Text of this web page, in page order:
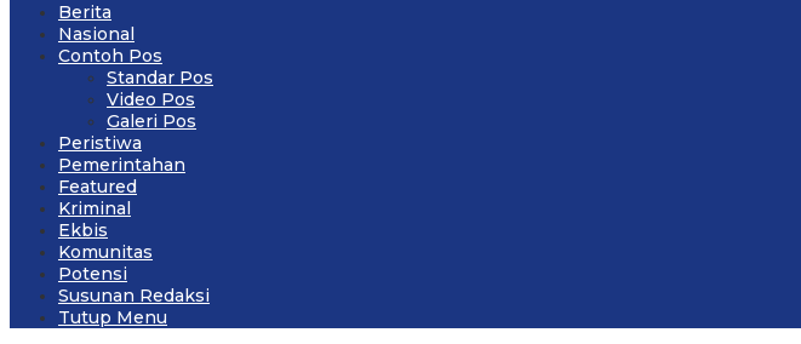
Berita
Nasional
Contoh Pos
Standar Pos
Video Pos
Galeri Pos
Peristiwa
Pemerintahan
Featured
Kriminal
Ekbis
Komunitas
Potensi
Susunan Redaksi
Tutup Menu